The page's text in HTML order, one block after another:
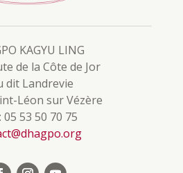
KAGYU LING
de la Côte de Jor
dit Landrevie
Léon sur Vézère
05 53 50 70 75